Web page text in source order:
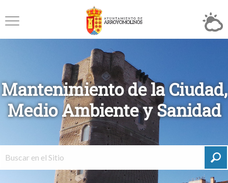
Mantenimiento de la Ciudad,
Medio Ambiente y Sanidad